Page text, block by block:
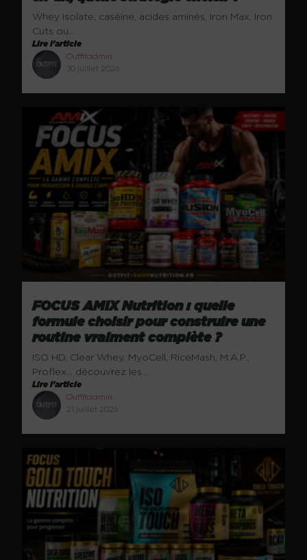
Whey isolate, caséine, acides aminés, Iron Max, Iron
Cuts ou...
Lire l'article
Outfitadmin
30 juillet 2026
FOCUS AMIX Nutrition : quelle
formule choisir pour construire une
routine vraiment complète ?
ISO HD, Clear Whey, MyoCell, RiceMash, M.A.P.,
Proflex… découvrez les...
Lire l'article
Outfitadmin
21 juillet 2026